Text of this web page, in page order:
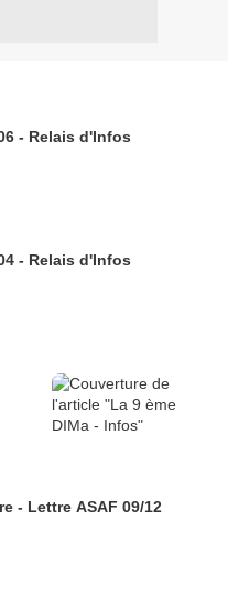
- Relais d'Infos
- Relais d'Infos
- Lettre ASAF 09/12